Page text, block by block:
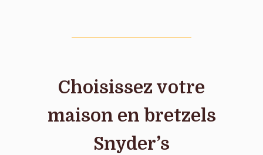
Choisissez votre
maison en bretzels
Snyder’s